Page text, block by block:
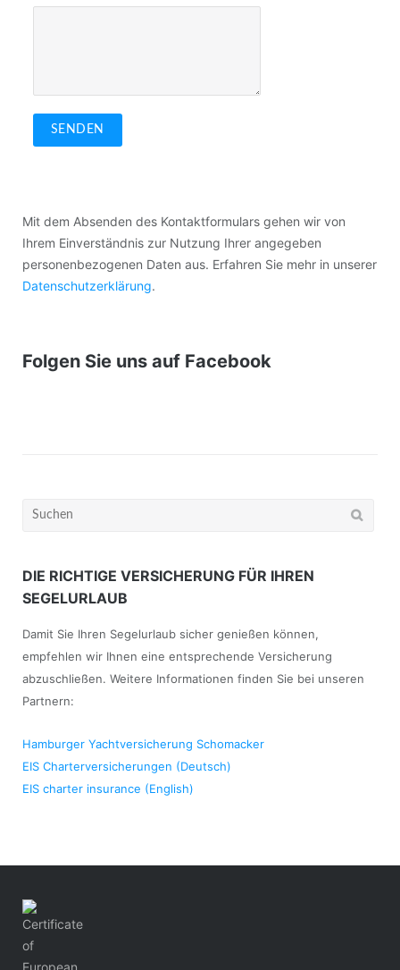
SENDEN
Mit dem Absenden des Kontaktformulars gehen wir von
Ihrem Einverständnis zur Nutzung Ihrer angegeben
personenbezogenen Daten aus. Erfahren Sie mehr in unserer
Datenschutzerklärung.
Folgen Sie uns auf Facebook
Suchen
DIE RICHTIGE VERSICHERUNG FÜR IHREN
SEGELURLAUB
Damit Sie Ihren Segelurlaub sicher genießen können,
empfehlen wir Ihnen eine entsprechende Versicherung
abzuschließen. Weitere Informationen finden Sie bei unseren
Partnern:
Hamburger Yachtversicherung Schomacker
EIS Charterversicherungen (Deutsch)
EIS charter insurance (English)